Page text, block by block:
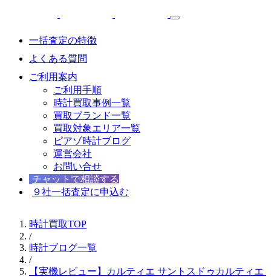
一括査定の特徴
よくある質問
ご利用案内
ご利用手順
時計買取事例一覧
買取ブランド一覧
買取対象エリア一覧
ピアゾ時計ブログ
運営会社
お問い合せ
チャットで相談する
９社一括査定に申込む
時計買取TOP
/
時計ブログ一覧
/
【実機レビュー】カルティエ サントスドゥカルティエ